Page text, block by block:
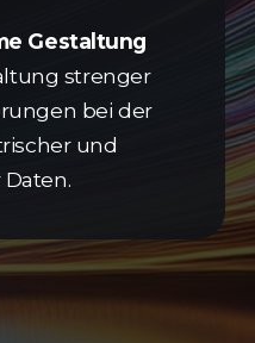
Gestaltung
strenger
bei der
und